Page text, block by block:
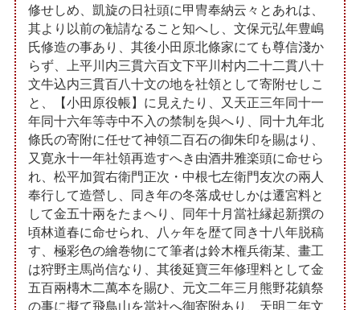
修せしめ、凱旋の日社頭に甲冑奉納云々とあれは、
其より以前の勧請なること知へし、文保元弘年豊嶋
氏修造の事あり、其後小田原北條家にても尊信淺か
らず、上平川内三貫六百文下平川村内二十二貫八十
文牛込内三貫百八十文の地を社領として寄附せしこ
と、【小田原役帳】に見えたり、又天正三年同十一
年同十六年等寺中不入の禁制を與へり、同十九年北
條氏の寄附に任せて神領二百石の御朱印を賜はり、
又寛永十一年社領再造すへき由酒井雅楽頭に命せら
れ、松平加賀右衛門正次・中根七左衛門友次の兩人
奉行して造營し、同き年の冬落成せしかは遷宮料と
して金五十兩をたまへり、同年十月當社縁起新撰の
頃林道春に命せられ、八ヶ年を歴て同き十八年脱稿
す、極彩色の繪巻物にて筆者は鈴木権兵衛某、畫工
は狩野主馬尚信なり、其後延寶三年修理料として金
五百兩槫木二萬本を賜ひ、元文二年三月熊野花鎮祭
の事に擬て飛鳥山を當社へ御寄附あり、天明二年文